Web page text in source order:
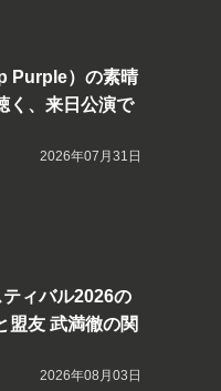
Purple）の素晴
く、来日公演で
2026年07月31日
ィバル2026の
友 武満徹の関
2026年08月03日